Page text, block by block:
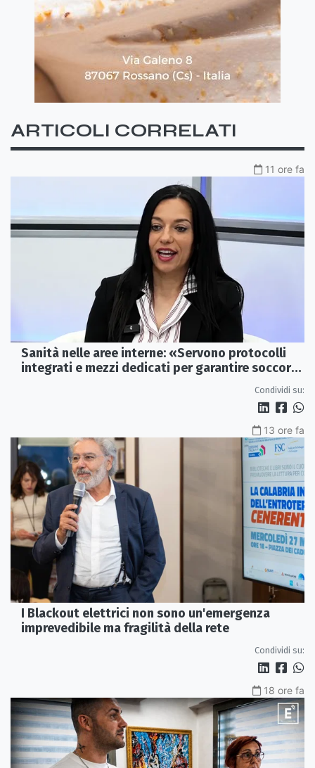
ARTICOLI CORRELATI
11 ore fa
Sanità nelle aree interne: «Servono protocolli
integrati e mezzi dedicati per garantire soccorsi
Condividi su:
13 ore fa
I Blackout elettrici non sono un'emergenza
imprevedibile ma fragilità della rete
Condividi su:
18 ore fa